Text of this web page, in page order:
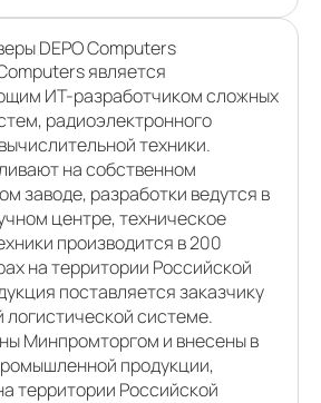
DEPO Computers
является
ИТ-разработчиком сложных
радиоэлектронного
техники.
на собственном
заводе, разработки ведутся в
центре, техническое
производится в 200
на территории Российской
поставляется заказчику
логистической системе.
Минпромторгом и внесены в
продукции,
территории Российской